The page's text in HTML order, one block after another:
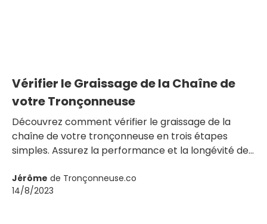
Vérifier le Graissage de la Chaîne de
votre Tronçonneuse
Découvrez comment vérifier le graissage de la
chaîne de votre tronçonneuse en trois étapes
simples. Assurez la performance et la longévité de
Jérôme de Tronçonneuse.co
14/8/2023